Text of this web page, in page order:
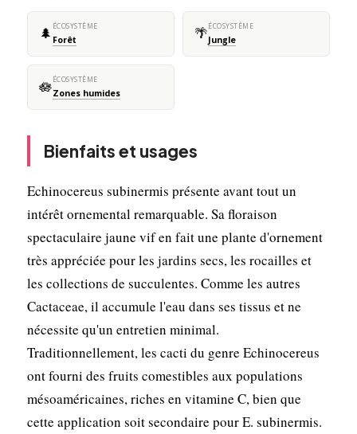
🌲 ÉCOSYSTÈME
Forêt 🌴ÉCOSYSTÈME
Jungle
🪷ÉCOSYSTÈME
Zones humides
Bienfaits et usages
Echinocereus subinermis présente avant tout un
intérêt ornemental remarquable. Sa floraison
spectaculaire jaune vif en fait une plante d'ornement
très appréciée pour les jardins secs, les rocailles et
les collections de succulentes. Comme les autres
Cactaceae, il accumule l'eau dans ses tissus et ne
nécessite qu'un entretien minimal.
Traditionnellement, les cacti du genre Echinocereus
ont fourni des fruits comestibles aux populations
mésoaméricaines, riches en vitamine C, bien que
cette application soit secondaire pour E. subinermis.